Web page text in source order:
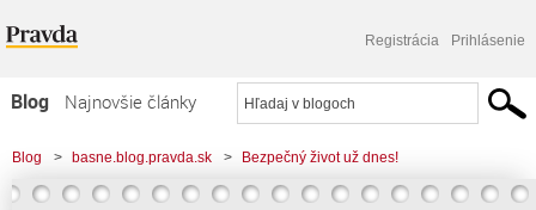
Registrácia Prihlásenie
Blog
Najnovšie články
Najčítanejšie články
Najkomentovanejšie články
Blog > basne.blog.pravda.sk > Bezpečný život už dnes!